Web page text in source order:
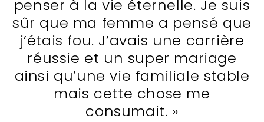
penser à la vie éternelle. Je suis
sûr que ma femme a pensé que
j’étais fou. J’avais une carrière
réussie et un super mariage
ainsi qu’une vie familiale stable
mais cette chose me
consumait. »